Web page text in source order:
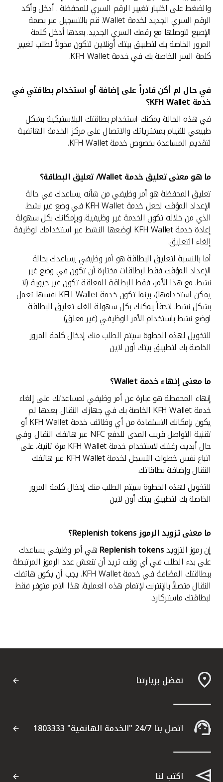
والضغط على اختيار تغيير الرقم السري للمحفظة . أدخل وأكد
الرقم السري الجديد لخدمة Wallet. قم بالتسجيل عبر بصمة
الإصبع لتوصلها مع رقمك السري الجديد. بعدها أدخل كلمة
المرور الخاصة بك لتطبيق بيتك أونلاين لتكون مخولاً لطلب تغيير
كلمة السر الخاصة بك في خدمة KFH Wallet.
في حال لم أكن قادراً على إضافة أو استخدام بطاقتي في
خدمة KFH Wallet؟
في هذه الحالة يمكنك استخدام بطاقتك البلاستيكية بشكل
طبيعي للقيام بمشترياتك والاتصال على مركز الخدمة الهاتفية
لتقديم المساعدة بخصوص خدمة KFH Wallet.
ما هو معنى تعليق خدمةWallet/ تعليق البطاقة؟
تعليق المحفظة هو أمر وظيفي من شأنه يساعدك في حالة
الإعداد المؤقت لجعل خدمة KFH Wallet في وضع غير نشط.
الذي من خلاله تكون الخدمة غير وظيفية. وبإمكانك بكل سهولة
إعادة خدمة KFH Wallet لوضعها النشط عبر استخدامك لوظيفة
إلغاء التعليق.
أما بالنسبة لتعليق البطاقة هو أمر وظيفي يساعدك بحالة
الإعداد المؤقت فقط لبطاقات مختارة أن تكون في وضع غير
نشط. مع هذا الأمر، فقط البطاقة المعلقة تكون غير حيوية (لا
يمكن استخدامها)، بينما تكون خدمة KFH Wallet نفسها تعمل
بشكل نشط. لاحقاً يمكنك بكل سهولة الغاء تعليق البطاقة
لوضع نشط باستخدام الأمر الوظيفي (غير معلق)
للتخويل لهذه الخطوة سيتم الطلب منك إدخال كلمة المرور
الخاصة بك لتطبيق بيتك أون لاين
ما معنى إنهاء خدمةWallet؟
إنهاء المحفظة هو عبارة عن أمر وظيفي لمساعدتك على إلغاء
خدمة KFH Wallet الخاصة بك في جهازك النقال. بعدها لم
يكون بإمكانك الاستفادة من أي وظائف خدمة KFH Wallet أو
تقنية التواصل قريب المدى للدفع NFC عبر هاتفك النقال. وفي
حال أبديت رغبتك لاستخدام خدمة KFH Wallet مرة ثانية، على
اتباع نفس خطوات التسجل لخدمة KFH Wallet عبر هاتفك
النقال وإضافة بطاقاتك.
للتخويل لهذه الخطوة سيتم الطلب منك إدخال كلمة المرور
الخاصة بك لتطبيق بيتك أون لاين
ما معنى تزويد الرموزReplenish tokens؟
إن رموز التزويدReplenish tokensهي أمر وظيفي يساعدك
على بدء الطلب في أي وقت تريد أن تنعش عدد الرموز المرتبطة
ببطاقتك المضافة في خدمة KFH Wallet. يجب أن يكون هاتفك
النقال متصلاً بالإنترنت لإتمام هذه العملية. هذا الامر متوفر فقط
لبطاقتك ماستركارد.
تفضل بزيارتنا
اتصل بنا 24/7 "الخدمة الهاتفية" 1803333
اكتب لنا